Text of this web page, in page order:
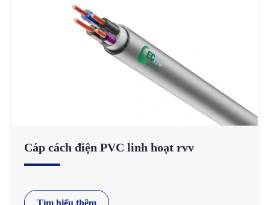
Cáp cách điện PVC linh hoạt rvv
Tìm hiểu thêm